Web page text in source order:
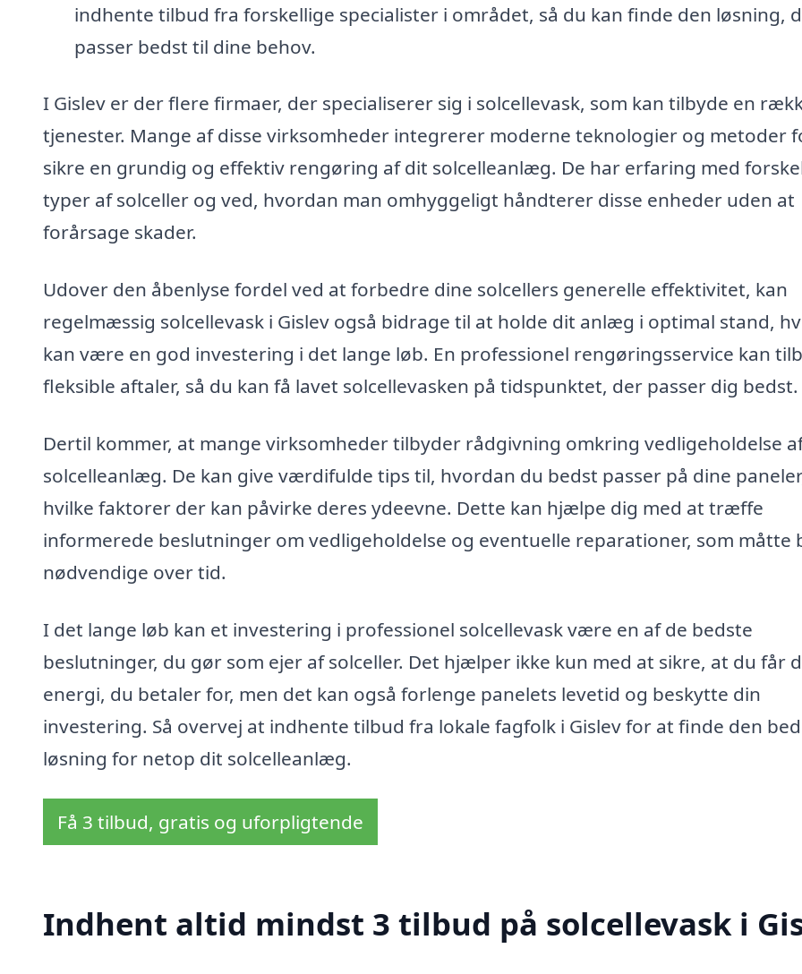
indhente tilbud fra forskellige specialister i området, så du kan finde den løsning,
passer bedst til dine behov.
I Gislev er der flere firmaer, der specialiserer sig i solcellevask, som kan tilbyde en
tjenester. Mange af disse virksomheder integrerer moderne teknologier og metoder
sikre en grundig og effektiv rengøring af dit solcelleanlæg. De har erfaring med
typer af solceller og ved, hvordan man omhyggeligt håndterer disse enheder uden at
forårsage skader.
Udover den åbenlyse fordel ved at forbedre dine solcellers generelle effektivitet, kan
regelmæssig solcellevask i Gislev også bidrage til at holde dit anlæg i optimal stand,
kan være en god investering i det lange løb. En professionel rengøringsservice kan
fleksible aftaler, så du kan få lavet solcellevasken på tidspunktet, der passer dig bedst.
Dertil kommer, at mange virksomheder tilbyder rådgivning omkring vedligeholdelse
solcelleanlæg. De kan give værdifulde tips til, hvordan du bedst passer på dine
hvilke faktorer der kan påvirke deres ydeevne. Dette kan hjælpe dig med at træffe
informerede beslutninger om vedligeholdelse og eventuelle reparationer, som måtte
nødvendige over tid.
I det lange løb kan et investering i professionel solcellevask være en af de bedste
beslutninger, du gør som ejer af solceller. Det hjælper ikke kun med at sikre, at du får
energi, du betaler for, men det kan også forlenge panelets levetid og beskytte din
investering. Så overvej at indhente tilbud fra lokale fagfolk i Gislev for at finde den
løsning for netop dit solcelleanlæg.
Få 3 tilbud, gratis og uforpligtende
Indhent altid mindst 3 tilbud på solcellevask i